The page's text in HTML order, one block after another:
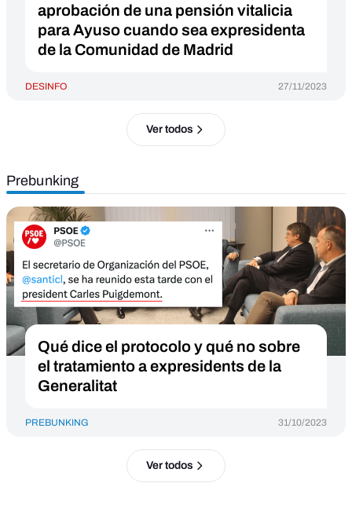
aprobación de una pensión vitalicia
para Ayuso cuando sea expresidenta
de la Comunidad de Madrid
DESINFO 27/11/2023
Ver todos
Prebunking
Qué dice el protocolo y qué no sobre
el tratamiento a expresidents de la
Generalitat
PREBUNKING 31/10/2023
Ver todos